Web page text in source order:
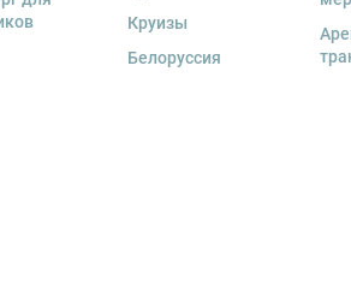
Круизы
Белоруссия